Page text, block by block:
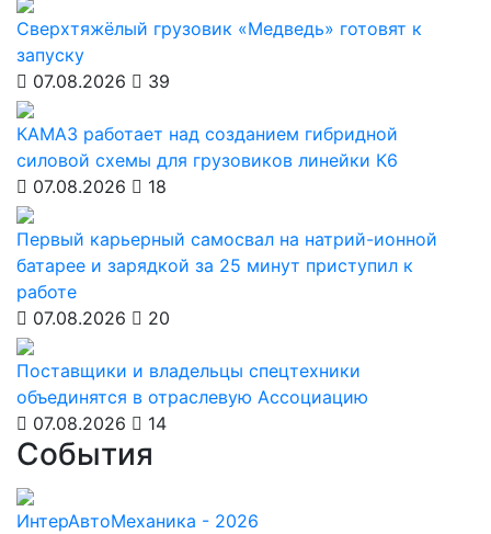
Сверхтяжёлый грузовик «Медведь» готовят к
запуску
07.08.2026
39
КАМАЗ работает над созданием гибридной
силовой схемы для грузовиков линейки К6
07.08.2026
18
Первый карьерный самосвал на натрий-ионной
батарее и зарядкой за 25 минут приступил к
работе
07.08.2026
20
Поставщики и владельцы спецтехники
объединятся в отраслевую Ассоциацию
07.08.2026
14
События
ИнтерАвтоМеханика - 2026